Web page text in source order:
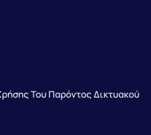
Του Παρόντος Δικτυακού